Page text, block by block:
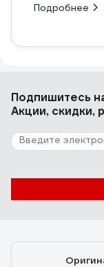
Подробнее
Подпишитесь
Акции, скидки,